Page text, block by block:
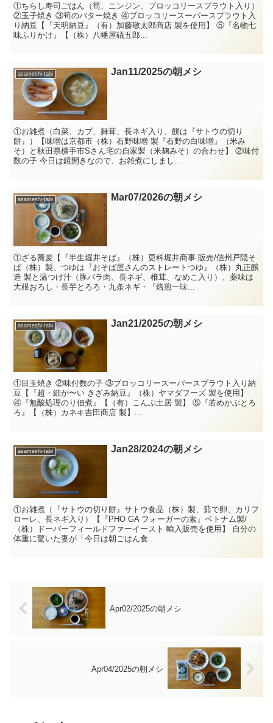
①ちらし寿司ごはん（筍、ニンジン、ブロッコリースプラウト入り）
②玉子焼き ③筍のバター焼き ④ブロッコリースーパースプラウト入
り納豆【『天明納豆』（有）加藤敬太郎商店 製を使用】 ⑤『名物七
味ふりかけ』【（株）八幡屋礒五郎...
asameshi-tabi Jan11/2025の朝メシ
①お雑煮（白菜、カブ、舞茸、長ネギ入り、餅は『サトウの切り
餅』）【味噌は京都市（株）石野味噌 製『石野の白味噌』（米み
そ）と秋田県横手市Sさん宅の自家製（米麹みそ）の合わせ】 ②味付
数の子 今日は鏡開きなので、お雑煮にしまし...
asameshi-tabi Mar07/2026の朝メシ
①ざる蕎麦【『半生堀井そば』（株）更科堀井商事 販売/信州戸隠そ
ば（株）製、つゆは『おそば屋さんのストレートつゆ』（株）丸正醸
造 製と温つけ汁（豚バラ肉、長ネギ、椎茸、なめこ入り）、薬味は
大根おろし・長芋とろろ・九条ネギ・『焙煎一味...
asameshi-tabi Jan21/2025の朝メシ
①目玉焼き ②味付数の子 ③ブロッコリースーパースプラウト入り納
豆【『超・細か〜い きざみ納豆』（株）ヤマダフーズ 製を使用】
④『無酸処理のり佃煮』【（有）こんぶ土居 製】 ⑤『若めかぶとろ
ろ』【（株）カネキ吉田商店 製】...
asameshi-tabi Jan28/2024の朝メシ
①お雑煮（『サトウの切り餅』サトウ食品（株）製、茹で卵、カリフ
ローレ、長ネギ入り）【『PHO GA フォーガーの素』ベトナム製/
（株）ドーバーフィールドファーイースト 輸入販売を使用】 自分の
体重に驚いた妻が「今日は朝ごはん食...
Apr02/2025の朝メシ
Apr04/2025の朝メシ